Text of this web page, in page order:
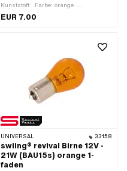
Kunststoff · Farbe: orange ·
Befestigungsart: Muttern · Höhe: 10
EUR 7.00
UNIVERSAL 33158
swiing® revival Birne 12V -
21W (BAU15s) orange 1-
faden